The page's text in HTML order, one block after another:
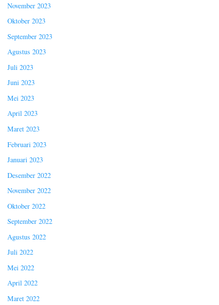
November 2023
Oktober 2023
September 2023
Agustus 2023
Juli 2023
Juni 2023
Mei 2023
April 2023
Maret 2023
Februari 2023
Januari 2023
Desember 2022
November 2022
Oktober 2022
September 2022
Agustus 2022
Juli 2022
Mei 2022
April 2022
Maret 2022